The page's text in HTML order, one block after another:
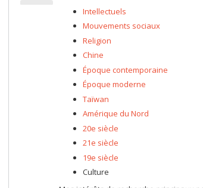
Intellectuels
Mouvements sociaux
Religion
Chine
Époque contemporaine
Époque moderne
Taïwan
Amérique du Nord
20e siècle
21e siècle
19e siècle
Culture